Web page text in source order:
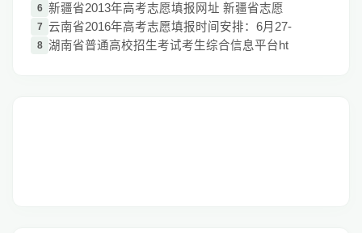
6 新疆省2013年高考志愿填报网址 新疆省志愿
7 云南省2016年高考志愿填报时间安排：6月27-
8 湖南省普通高校招生考试考生综合信息平台ht